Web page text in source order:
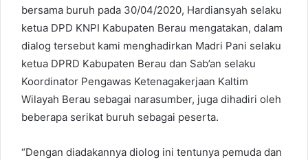
m
a
bersama buruh pada 30/04/2020, Hardiansyah selaku
ketua DPD KNPI Kabupaten Berau mengatakan, dalam
dialog tersebut kami menghadirkan Madri Pani selaku
ketua DPRD Kabupaten Berau dan Sab’an selaku
Koordinator Pengawas Ketenagakerjaan Kaltim
Wilayah Berau sebagai narasumber, juga dihadiri oleh
beberapa serikat buruh sebagai peserta.
“Dengan diadakannya diolog ini tentunya pemuda dan